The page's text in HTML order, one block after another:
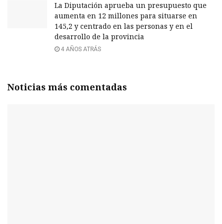
La Diputación aprueba un presupuesto que
aumenta en 12 millones para situarse en
145,2 y centrado en las personas y en el
desarrollo de la provincia
4 AÑOS ATRÁS
Noticias más comentadas